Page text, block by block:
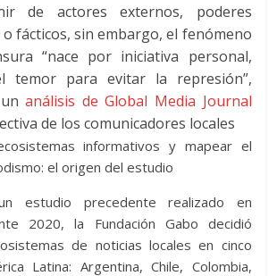
de actores externos, poderes
fácticos, sin embargo, el fenómeno
“nace por iniciativa personal,
temor para evitar la represión”,
unanálisis de Global Media Journal
de los comunicadores locales
informativosy mapear el
el origen del estudio
estudio precedente realizado en
2020, la Fundación Gabo decidió
de noticias locales en cinco
Latina: Argentina, Chile, Colombia,